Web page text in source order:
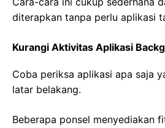
diterapkan tanpa perlu aplikasi
Kurangi Aktivitas Aplikasi
Coba periksa aplikasi apa saja
latar belakang.
Beberapa ponsel menyediakan